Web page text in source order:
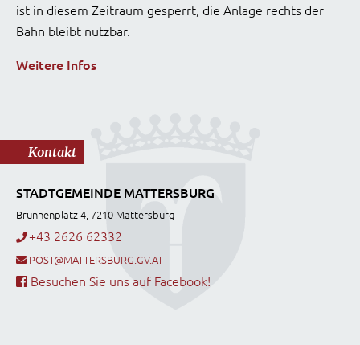
ist in diesem Zeitraum gesperrt, die Anlage rechts der
Bahn bleibt nutzbar.
Weitere Infos
Kontakt
STADTGEMEINDE MATTERSBURG
Brunnenplatz 4, 7210 Mattersburg
+43 2626 62332
POST@MATTERSBURG.GV.AT
Besuchen Sie uns auf Facebook!